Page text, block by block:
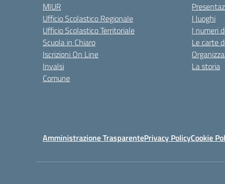
MIUR
Ufficio Scolastico Regionale
Ufficio Scolastico Territoriale
Scuola in Chiaro
Iscrizioni On Line
Invalsi
Comune
I luoghi
I numeri
Le carte
La storia
Amministrazione TrasparentePrivacy PolicyCookie